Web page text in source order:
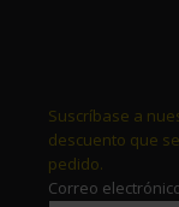
Suscríbase a
descuento que
pedido.
Correo